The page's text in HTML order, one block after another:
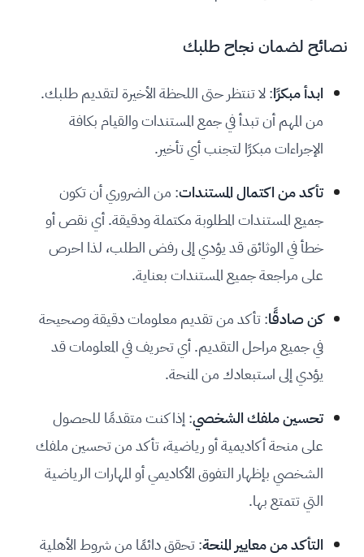
نصائح لضمان نجاح طلبك
ابدأ مبكرًا: لا تنتظر حتى اللحظة الأخيرة لتقديم طلبك.
من المهم أن تبدأ في جمع المستندات والقيام بكافة
الإجراءات مبكرًا لتجنب أي تأخير.
تأكد من اكتمال المستندات: من الضروري أن تكون
جميع المستندات المطلوبة مكتملة ودقيقة. أي نقص أو
خطأ في الوثائق قد يؤدي إلى رفض الطلب، لذا احرص
على مراجعة جميع المستندات بعناية.
كن صادقًا: تأكد من تقديم معلومات دقيقة وصحيحة
في جميع مراحل التقديم. أي تحريف في المعلومات قد
يؤدي إلى استبعادك من المنحة.
تحسين ملفك الشخصي: إذا كنت متقدمًا للحصول
على منحة أكاديمية أو رياضية، تأكد من تحسين ملفك
الشخصي بإظهار التفوق الأكاديمي أو المهارات الرياضية
التي تتمتع بها.
التأكد من معايير المنحة: تحقق دائمًا من شروط الأهلية